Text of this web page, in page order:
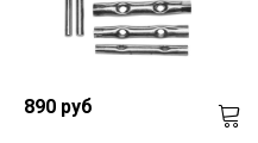
890 руб